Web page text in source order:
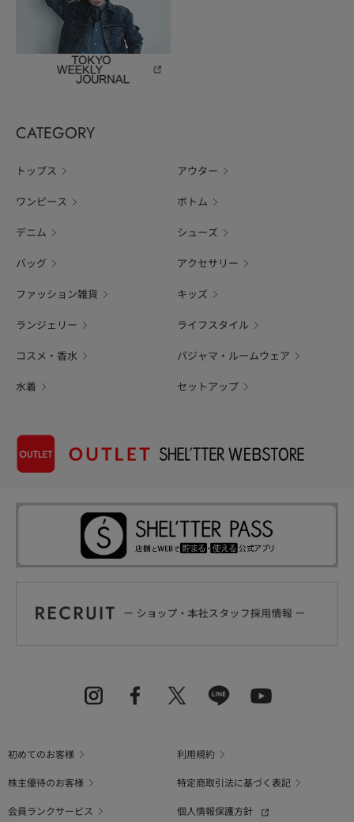
CATEGORY
トップス アウター
ワンピース ボトム
デニム シューズ
バッグ アクセサリー
ファッション雑貨 キッズ
ランジェリー ライフスタイル
コスメ・香水 パジャマ・ルームウェア
水着 セットアップ
初めてのお客様
利用規約
株主優待のお客様
特定商取引法に基づく表記
会員ランクサービス
個人情報保護方針